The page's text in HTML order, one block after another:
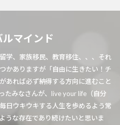
マインド
学、家族移民、教育移住、、、それ
かありますが「自由に生きたい！チ
あれば必ず納得する方向に進むこと
たみなさんが、live your life（自分
日ウキウキする人生を歩めるよう常
うな存在であり続けたいと思いま